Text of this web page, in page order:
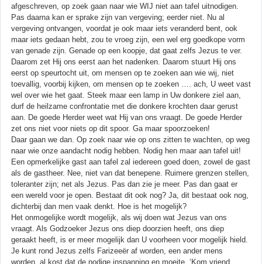
afgeschreven, op zoek gaan naar wie WIJ niet aan tafel uitnodigen.
Pas daarna kan er sprake zijn van vergeving; eerder niet. Nu al
vergeving ontvangen, voordat je ook maar iets veranderd bent, ook
maar iets gedaan hebt, zou te vroeg zijn, een wel erg goedkope vorm
van genade zijn. Genade op een koopje, dat gaat zelfs Jezus te ver.
Daarom zet Hij ons eerst aan het nadenken. Daarom stuurt Hij ons
eerst op speurtocht uit, om mensen op te zoeken aan wie wij, niet
toevallig, voorbij kijken, om mensen op te zoeken …. ach, U weet vast
wel over wie het gaat. Steek maar een lamp in Uw donkere ziel aan,
durf de heilzame confrontatie met die donkere krochten daar gerust
aan. De goede Herder weet wat Hij van ons vraagt. De goede Herder
zet ons niet voor niets op dit spoor. Ga maar spoorzoeken!
Daar gaan we dan. Op zoek naar wie op ons zitten te wachten, op weg
naar wie onze aandacht nodig hebben. Nodig hen maar aan tafel uit!
Een opmerkelijke gast aan tafel zal iedereen goed doen, zowel de gast
als de gastheer. Nee, niet van dat benepene. Ruimere grenzen stellen,
toleranter zijn; net als Jezus. Pas dan zie je meer. Pas dan gaat er
een wereld voor je open. Bestaat dit ook nog? Ja, dit bestaat ook nog,
dichterbij dan men vaak denkt. Hoe is het mogelijk?
Het onmogelijke wordt mogelijk, als wij doen wat Jezus van ons
vraagt. Als Godzoeker Jezus ons diep doorzien heeft, ons diep
geraakt heeft, is er meer mogelijk dan U voorheen voor mogelijk hield.
Je kunt rond Jezus zelfs Farizeeër af worden, een ander mens
worden, al kost dat de nodige inspanning en moeite. ‘Kom vriend,